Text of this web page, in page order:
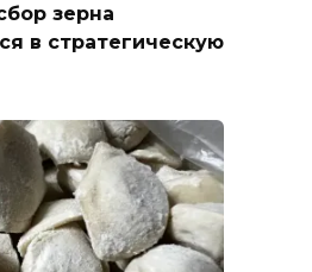
зерна
в стратегическую